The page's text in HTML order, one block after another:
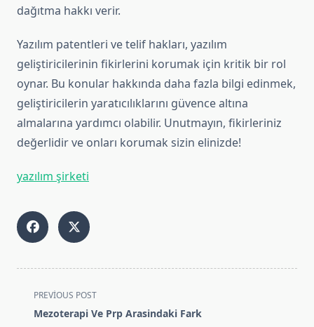
dağıtma hakkı verir.
Yazılım patentleri ve telif hakları, yazılım
geliştiricilerinin fikirlerini korumak için kritik bir rol
oynar. Bu konular hakkında daha fazla bilgi edinmek,
geliştiricilerin yaratıcılıklarını güvence altına
almalarına yardımcı olabilir. Unutmayın, fikirleriniz
değerlidir ve onları korumak sizin elinizde!
yazılım şirketi
<span
class="nav-
PREVIOUS POST
Mezoterapi Ve Prp Arasindaki Fark